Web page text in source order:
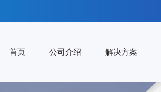
首页 公司介绍 解决方案